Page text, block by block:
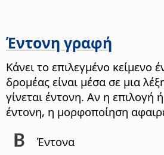
Έντονη γραφή
Κάνει το επιλεγμένο κείμενο
δρομέας είναι μέσα σε μια
γίνεται έντονη. Αν η επιλογή
έντονη, η μορφοποίηση
Έντονα